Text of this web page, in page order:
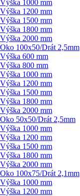
Výška 1000 mm
Výška 1200 mm
Výška 1500 mm
Výška 1800 mm
Výška 2000 mm
Oko 100x50/Drát 2,5mm
Výška 600 mm
Výška 800 mm
Výška 1000 mm
Výška 1200 mm
Výška 1500 mm
Výška 1800 mm
Výška 2000 mm
Oko 50x50/Drát 2,5mm
Výška 1000 mm
Výška 1200 mm
Výška 1500 mm
Výška 1800 mm
Výška 2000 mm
Oko 100x75/Drát 2,1mm
Výška 1000 mm
Výška 1200 mm